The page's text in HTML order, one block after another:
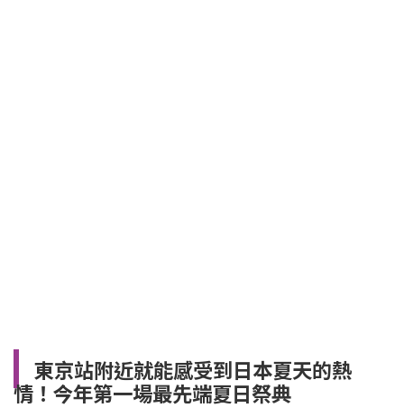
東京站附近就能感受到日本夏天的熱
情！今年第一場最先端夏日祭典